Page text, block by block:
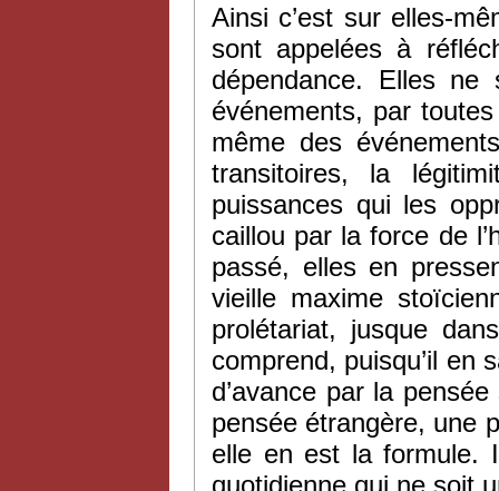
Ainsi c’est sur elles-
sont appelées à
dépendance. Elles
événements, par
même des
transitoires, la
puissances qui les
caillou par la force de
passé, elles en
vieille maxime
prolétariat, jusque
comprend, puisqu’il en
d’avance par la
pensée étrangère, une
elle en est la formule.
quotidienne qui ne soit